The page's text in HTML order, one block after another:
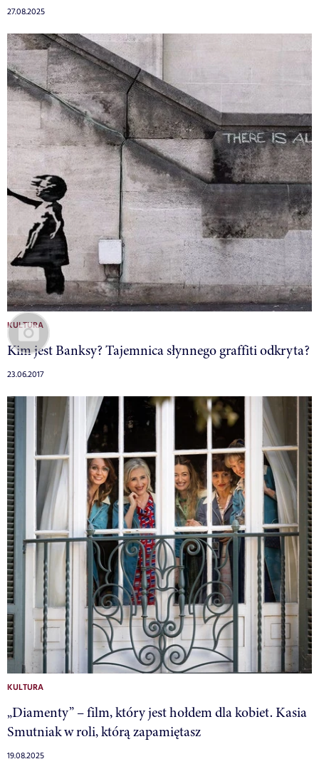
27.08.2025
KULTURA
Kim jest Banksy? Tajemnica słynnego graffiti odkryta?
23.06.2017
KULTURA
„Diamenty” – film, który jest hołdem dla kobiet. Kasia
Smutniak w roli, którą zapamiętasz
19.08.2025